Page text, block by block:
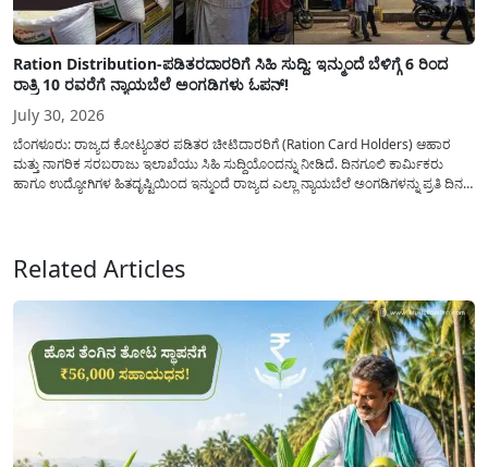
Ration Distribution-ಪಡಿತರದಾರರಿಗೆ ಸಿಹಿ ಸುದ್ದಿ: ಇನ್ಮುಂದೆ ಬೆಳಿಗ್ಗೆ 6 ರಿಂದ
ರಾತ್ರಿ 10 ರವರೆಗೆ ನ್ಯಾಯಬೆಲೆ ಅಂಗಡಿಗಳು ಓಪನ್!
July 30, 2026
ಬೆಂಗಳೂರು: ರಾಜ್ಯದ ಕೋಟ್ಯಂತರ ಪಡಿತರ ಚೀಟಿದಾರರಿಗೆ (Ration Card Holders) ಆಹಾರ
ಮತ್ತು ನಾಗರಿಕ ಸರಬರಾಜು ಇಲಾಖೆಯು ಸಿಹಿ ಸುದ್ದಿಯೊಂದನ್ನು ನೀಡಿದೆ. ದಿನಗೂಲಿ ಕಾರ್ಮಿಕರು
ಹಾಗೂ ಉದ್ಯೋಗಿಗಳ ಹಿತದೃಷ್ಟಿಯಿಂದ ಇನ್ಮುಂದೆ ರಾಜ್ಯದ ಎಲ್ಲಾ ನ್ಯಾಯಬೆಲೆ ಅಂಗಡಿಗಳನ್ನು ಪ್ರತಿ ದಿನ
Related Articles